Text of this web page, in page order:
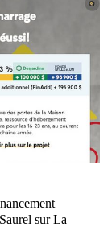
sur La